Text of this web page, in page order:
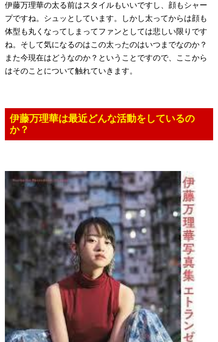
伊藤万理華の太る前はスタイルもいいですし、顔もシャー
プですね。シュッとしています。しかし太ってからは顔も
体型も丸くなってしまってファンとしては悲しい限りです
ね。そして気になるのはこの太ったのはいつまでなのか？
また今現在はどうなのか？ということですので、ここから
はそのことについて触れていきます。
伊藤万理華は最近どんな活動をしているの
か？